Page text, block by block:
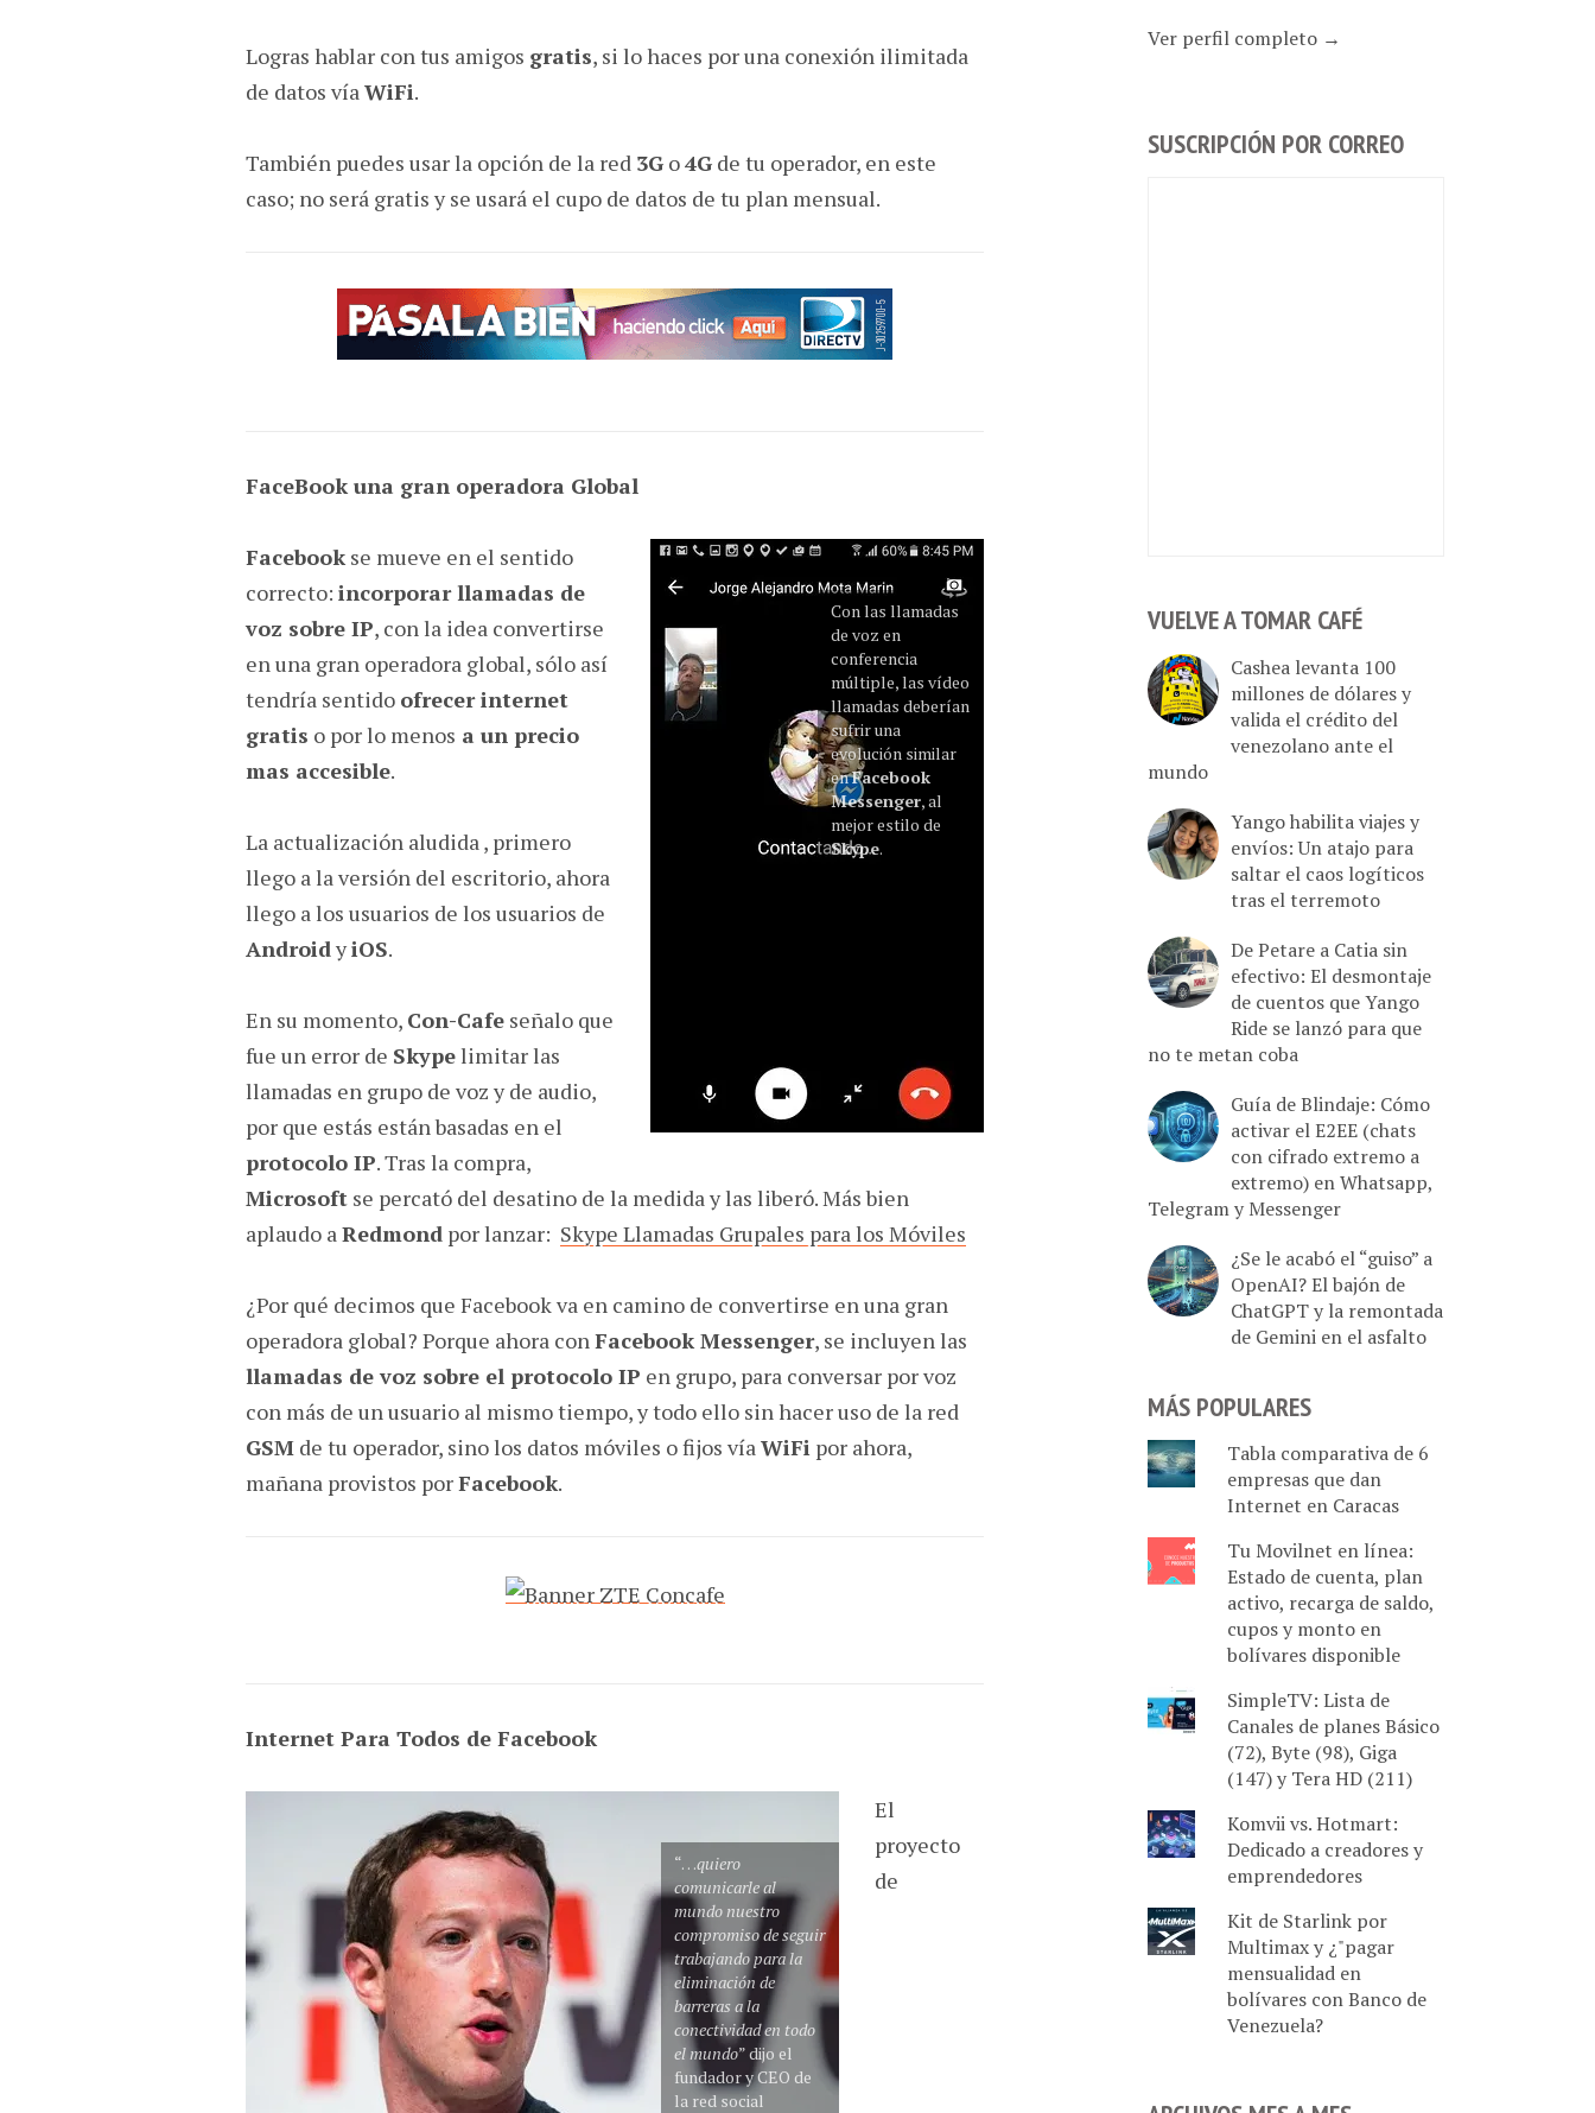
Logras hablar con tus amigos gratis, si lo haces por una conexión ilimitada
de datos víaWiFi.
También puedes usar la opción de la red 3G o4G de tu operador, en este
caso; no será gratis y se usará el cupo de datos de tu plan mensual.
FaceBook una gran operadora Global
Con las llamadas
de voz en
conferencia
múltiple, las vídeo
llamadas deberían
sufrir una
evolución similar
enFacebook
Messenger, al
mejor estilo de
Skype.
Facebook se mueve en el sentido
correcto: incorporar llamadas de
voz sobre IP, con la idea convertirse
en una gran operadora global, sólo así
tendría sentido ofrecer internet
gratis o por lo menos a un precio
mas accesible.
La actualización aludida , primero
llego a la versión del escritorio, ahora
llego a los usuarios de los usuarios de
AndroidyiOS.
En su momento, Con-Cafe señalo que
fue un error de Skypelimitar las
llamadas en grupo de voz y de audio,
por que estás están basadas en el
protocolo IP. Tras la compra,
Microsoft se percató del desatino de la medida y las liberó. Más bien
aplaudo aRedmond por lanzar: Skype Llamadas Grupales para los Móviles
¿Por qué decimos que Facebook va en camino de convertirse en una gran
operadora global? Porque ahora conFacebook Messenger, se incluyen las
llamadas de voz sobre el protocolo IP en grupo, para conversar por voz
con más de un usuario al mismo tiempo, y todo ello sin hacer uso de la red
GSM de tu operador, sino los datos móviles o fijos víaWiFi por ahora,
mañana provistos porFacebook.
Internet Para Todos de Facebook
“…quiero
comunicarle al
mundo nuestro
compromiso de seguir
trabajando para la
eliminación de
barreras a la
conectividad en todo
el mundo” dijo el
fundador y CEO de
la red social
El
proyecto
de
Ver perfil completo →
SUSCRIPCIÓN POR CORREO
VUELVE A TOMAR CAFÉ
Cashea levanta 100
millones de dólares y
valida el crédito del
venezolano ante el
mundo
Yango habilita viajes y
envíos: Un atajo para
saltar el caos logíticos
tras el terremoto
De Petare a Catia sin
efectivo: El desmontaje
de cuentos que Yango
Ride se lanzó para que
no te metan coba
Guía de Blindaje: Cómo
activar el E2EE (chats
con cifrado extremo a
extremo) en Whatsapp,
Telegram y Messenger
¿Se le acabó el “guiso” a
OpenAI? El bajón de
ChatGPT y la remontada
de Gemini en el asfalto
MÁS POPULARES
Tabla comparativa de 6
empresas que dan
Internet en Caracas
Tu Movilnet en línea:
Estado de cuenta, plan
activo, recarga de saldo,
cupos y monto en
bolívares disponible
SimpleTV: Lista de
Canales de planes Básico
(72), Byte (98), Giga
(147) y Tera HD (211)
Komvii vs. Hotmart:
Dedicado a creadores y
emprendedores
Kit de Starlink por
Multimax y ¿"pagar
mensualidad en
bolívares con Banco de
Venezuela?